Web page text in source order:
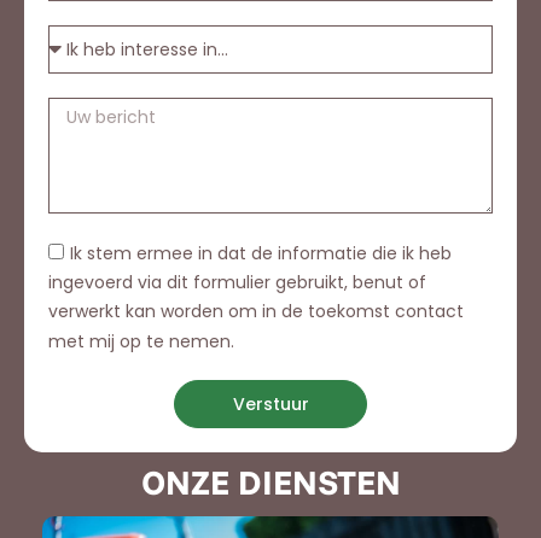
Ik stem ermee in dat de informatie die ik heb
ingevoerd via dit formulier gebruikt, benut of
verwerkt kan worden om in de toekomst contact
met mij op te nemen.
Verstuur
ONZE DIENSTEN